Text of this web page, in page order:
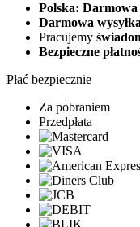
Polska: Darmowa
Darmowa
Pracujemy
Bezpieczne
Płać bezpiecznie
Za pobraniem
Przedpłata